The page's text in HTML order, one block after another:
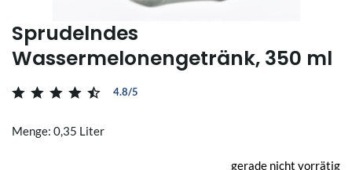
Sprudelndes
Wassermelonengetränk, 350 ml
4.8/5
Menge: 0,35 Liter
gerade nicht vorrätig